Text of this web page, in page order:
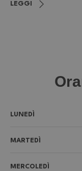
LEGGI
LUNEDÌ
MARTEDÌ
MERCOLEDÌ